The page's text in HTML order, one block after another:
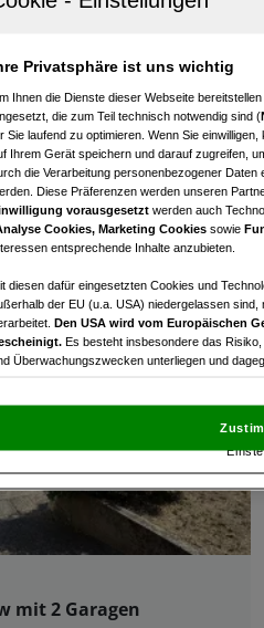
mit 2 Garagen
Privatsphäre ist uns wichtig
Ihnen die Dienste dieser Webseite
die zum Teil technisch notwendig sind (
Sie laufend zu optimieren. Wenn Sie
Ihrem Gerät speichern und darauf zugreifen,
die Verarbeitung personenbezogener
Diese Präferenzen werden unseren
vorausgesetzt werden auch
Cookies, Marketing Cookies sowie
entsprechende Inhalte anzubieten.
diesen dafür eingesetzten Cookies und
der EU (u.a. USA) niedergelassen
Den USA wird vom Europäischen
Es besteht insbesondere das
Überwachungszwecken unterliegen und
Widerspruch gegen die Verarbeitung auf der
Einstellungen“, die sich auf jeder Seite
und unsere Partner verarbeiten
genauer Standortdaten.
der Partner (Lieferanten)